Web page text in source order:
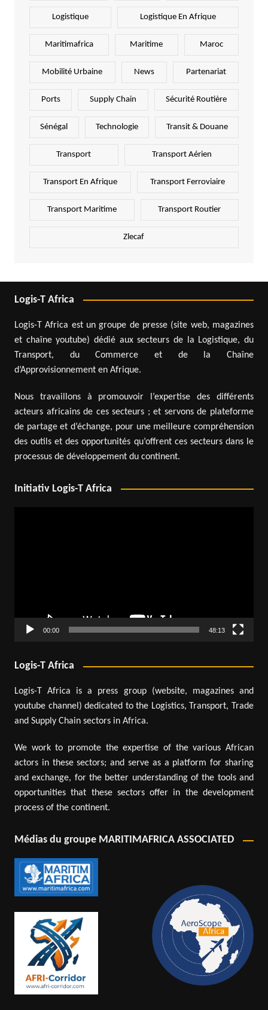
Logistique Logistique En Afrique
Maritimafrica Maritime Maroc
Mobilité Urbaine News Partenariat
Ports Supply Chain Sécurité Routière
Sénégal Technologie Transit & Douane
Transport Transport Aérien
Transport En Afrique Transport Ferroviaire
Transport Maritime Transport Routier
Zlecaf
Logis-T Africa
Logis-T Africa est un groupe de presse (site web, magazines
et chaîne youtube) dédié aux secteurs de la Logistique, du
Transport, du Commerce et de la Chaîne
d’Approvisionnement en Afrique.
Nous travaillons à promouvoir l’expertise des différents
acteurs africains de ces secteurs ; et servons de plateforme
de partage et d’échange, pour une meilleure compréhension
des outils et des opportunités qu’offrent ces secteurs dans le
processus de développement du continent.
Initiativ Logis-T Africa
00:00 48:13
Logis-T Africa
Logis-T Africa is a press group (website, magazines and
youtube channel) dedicated to the Logistics, Transport, Trade
and Supply Chain sectors in Africa.
We work to promote the expertise of the various African
actors in these sectors; and serve as a platform for sharing
and exchange, for the better understanding of the tools and
opportunities that these sectors offer in the development
process of the continent.
Médias du groupe MARITIMAFRICA ASSOCIATED